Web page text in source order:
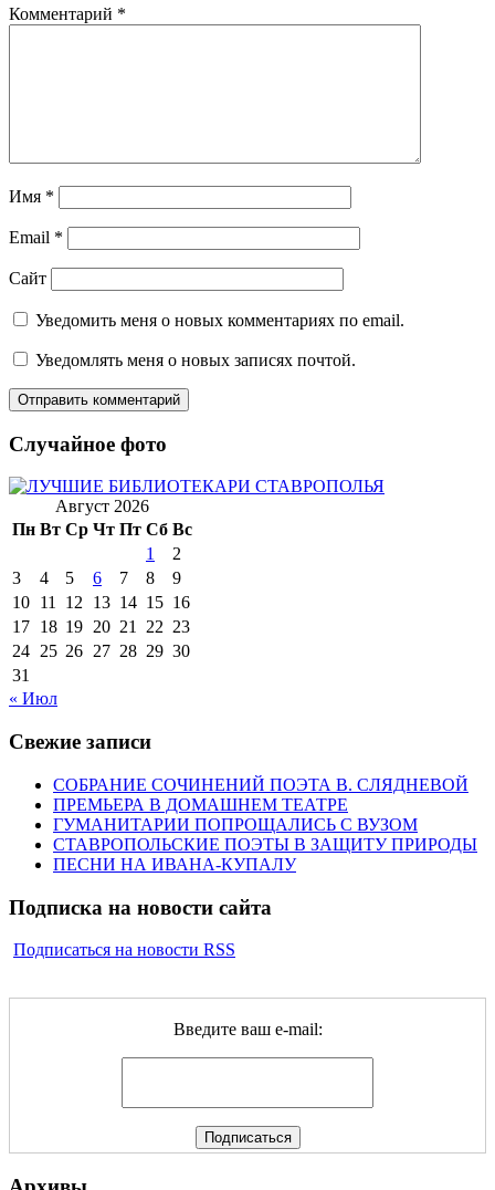
Комментарий *
Имя *
Email *
Сайт
Уведомить меня о новых комментариях по email.
Уведомлять меня о новых записях почтой.
Случайное фото
Август 2026
Пн Вт Ср Чт Пт Сб Вс
1
2
3
4 5 6 7 8
9
10 11 12 13 14 15 16
17 18 19 20 21 22 23
24 25 26 27 28 29 30
31
« Июл
Свежие записи
СОБРАНИЕ СОЧИНЕНИЙ ПОЭТА В. СЛЯДНЕВОЙ
ПРЕМЬЕРА В ДОМАШНЕМ ТЕАТРЕ
ГУМАНИТАРИИ ПОПРОЩАЛИСЬ С ВУЗОМ
СТАВРОПОЛЬСКИЕ ПОЭТЫ В ЗАЩИТУ ПРИРОДЫ
ПЕСНИ НА ИВАНА-КУПАЛУ
Подписка на новости сайта
Подписаться на новости RSS
Введите ваш e-mail: